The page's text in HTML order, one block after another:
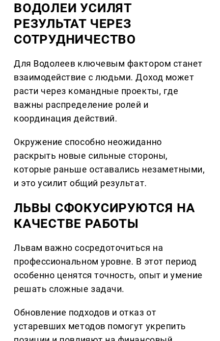
ВОДОЛЕИ УСИЛЯТ
РЕЗУЛЬТАТ ЧЕРЕЗ
СОТРУДНИЧЕСТВО
Для Водолеев ключевым фактором станет
взаимодействие с людьми. Доход может
расти через командные проекты, где
важны распределение ролей и
координация действий.
Окружение способно неожиданно
раскрыть новые сильные стороны,
которые раньше оставались незаметными,
и это усилит общий результат.
ЛЬВЫ СФОКУСИРУЮТСЯ НА
КАЧЕСТВЕ РАБОТЫ
Львам важно сосредоточиться на
профессиональном уровне. В этот период
особенно ценятся точность, опыт и умение
решать сложные задачи.
Обновление подходов и отказ от
устаревших методов помогут укрепить